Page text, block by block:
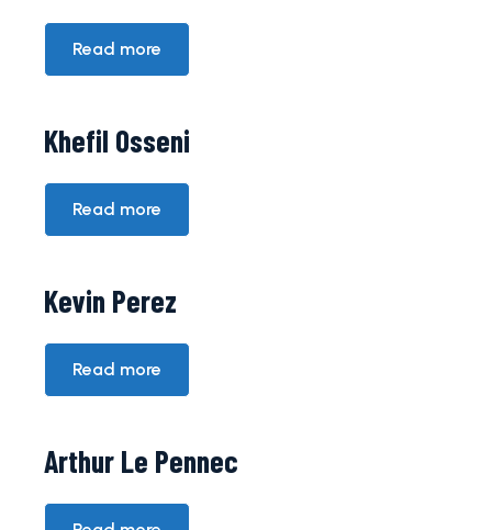
U9-U11
FLAG
DIRECTION
NOS
Read more
Khefil Osseni
Read more
Kevin Perez
Read more
Arthur Le Pennec